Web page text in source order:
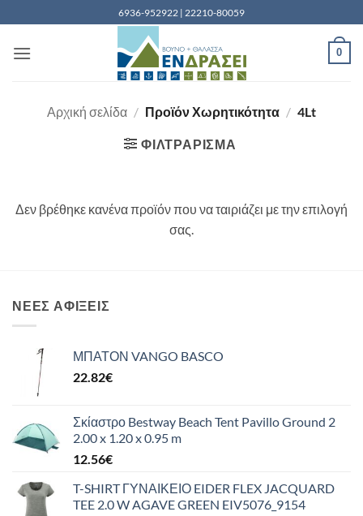
στο
περιεχόμενο
6936-952922 | 22210-80059
0
Αρχική σελίδα / Προϊόν Χωρητικότητα / 4Lt
ΦΙΛΤΡΆΡΙΣΜΑ
Δεν βρέθηκε κανένα προϊόν που να ταιριάζει με την επιλογή
σας.
ΝΈΕΣ ΑΦΊΞΕΙΣ
ΜΠΑΤΟΝ VANGO BASCO
22.82€
Σκίαστρο Bestway Beach Tent Pavillo Ground 2
2.00 x 1.20 x 0.95 m
12.56€
T-SHIRT ΓΥΝΑΙΚΕΙΟ EIDER FLEX JACQUARD
TEE 2.0 W AGAVE GREEN EIV5076_9154